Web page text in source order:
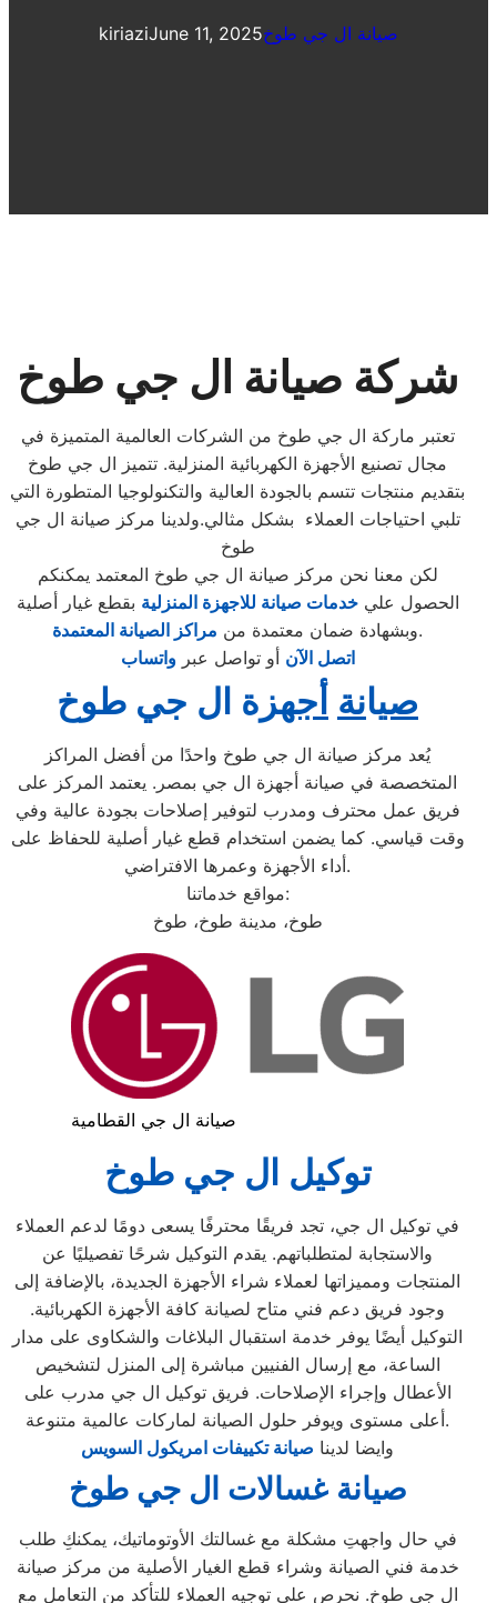
kiriaziJune 11, 2025صيانة ال جي طوخ
شركة صيانة ال جي طوخ
تعتبر ماركة ال جي طوخ من الشركات العالمية المتميزة في
مجال تصنيع الأجهزة الكهربائية المنزلية. تتميز ال جي طوخ
بتقديم منتجات تتسم بالجودة العالية والتكنولوجيا المتطورة التي
تلبي احتياجات العملاء بشكل مثالي.ولدينا مركز صيانة ال جي
طوخ
لكن معنا نحن مركز صيانة ال جي طوخ المعتمد يمكنكم
الحصول عليخدمات صيانة للاجهزة المنزلية بقطع غيار أصلية
وبشهادة ضمان معتمدة من مراكز الصيانة المعتمدة
.
اتصل الآن أو تواصل عبرواتساب
صيانة أجهز ة ال جي طوخ
يُعد مركز صيانة ال جي طوخ واحدًا من أفضل المراكز
المتخصصة في صيانة أجهزة ال جي بمصر. يعتمد المركز على
فريق عمل محترف ومدرب لتوفير إصلاحات بجودة عالية وفي
وقت قياسي. كما يضمن استخدام قطع غيار أصلية للحفاظ على
أداء الأجهزة وعمرها الافتراضي.
مواقع خدماتنا:
طوخ، مدينة طوخ، طوخ
صيانة ال جي القطامية
توكيل ال جي طوخ
في توكيل ال جي، تجد فريقًا محترفًا يسعى دومًا لدعم العملاء
والاستجابة لمتطلباتهم. يقدم التوكيل شرحًا تفصيليًا عن
المنتجات ومميزاتها لعملاء شراء الأجهزة الجديدة، بالإضافة إلى
وجود فريق دعم فني متاح لصيانة كافة الأجهزة الكهربائية.
التوكيل أيضًا يوفر خدمة استقبال البلاغات والشكاوى على مدار
الساعة، مع إرسال الفنيين مباشرة إلى المنزل لتشخيص
الأعطال وإجراء الإصلاحات. فريق توكيل ال جي مدرب على
أعلى مستوى ويوفر حلول الصيانة لماركات عالمية متنوعة.
وايضا لدينا صيانة تكييفات امريكول السويس
صيانة غسالات ال جي طوخ
في حال واجهتِ مشكلة مع غسالتك الأوتوماتيك، يمكنكِ طلب
خدمة فني الصيانة وشراء قطع الغيار الأصلية من مركز صيانة
ال جي طوخ. نحرص على توجيه العملاء للتأكد من التعامل مع